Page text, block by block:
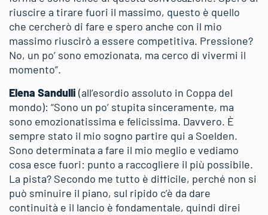
riuscire a tirare fuori il massimo, questo è quello
che cercherò di fare e spero anche con il mio
massimo riuscirò a essere competitiva. Pressione?
No, un po’ sono emozionata, ma cerco di vivermi il
momento”.
Elena Sandulli (all’esordio assoluto in Coppa del
mondo): “Sono un po’ stupita sinceramente, ma
sono emozionatissima e felicissima. Davvero. È
sempre stato il mio sogno partire qui a Soelden.
Sono determinata a fare il mio meglio e vediamo
cosa esce fuori: punto a raccogliere il più possibile.
La pista? Secondo me tutto è difficile, perché non si
può sminuire il piano, sul ripido c’è da dare
continuità e il lancio è fondamentale, quindi direi